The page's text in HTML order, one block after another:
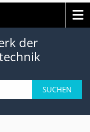
der
SUCHEN